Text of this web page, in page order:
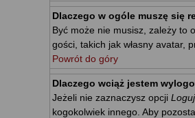
Dlaczego w ogóle muszę się
Być może nie musisz, zależy to
gości, takich jak własny avatar,
Powrót do góry
Dlaczego wciąż jestem
Jeżeli nie zaznaczysz opcji
kogokolwiek innego. Aby